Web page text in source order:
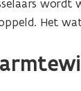
wordt
Het